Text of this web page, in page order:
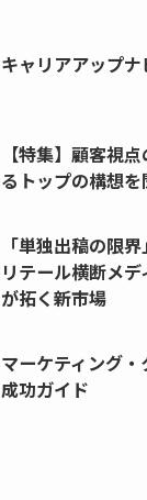
キャリアアップナ
【特集】顧客視
るトップの構想を
「単独出稿の限
リテール横断メデ
が拓く新市場
マーケティング
成功ガイド